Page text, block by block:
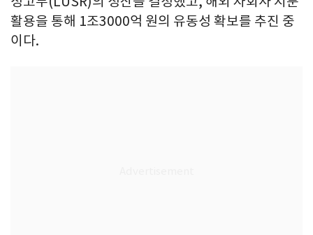
활용을 통해 1조3000억 원의 유동성 확보를 추진 중
이다.